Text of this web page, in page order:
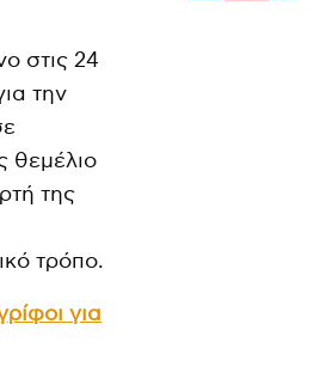
στις 24
την
θεμέλιο
της
τρόπο.
για